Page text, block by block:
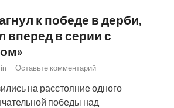
к победе в дерби,
в серии с
- Оставьте комментарий
на расстояние одного
победы над